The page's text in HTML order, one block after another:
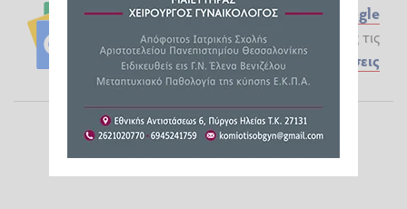
Ακολουθήστε το ilialive.gr στο
Google
Newsκαι μάθετε πρώτοι όλες τις
Ειδήσεις